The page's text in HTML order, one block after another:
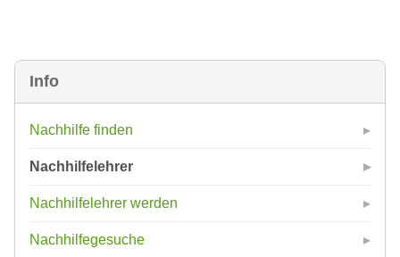
Info
Nachhilfe finden
Nachhilfelehrer
Nachhilfelehrer werden
Nachhilfegesuche